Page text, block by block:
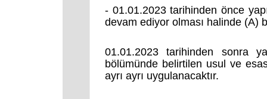
- 01.01.2023 tarihinden önce
devam ediyor olması halinde (A)
01.01.2023 tarihinden sonra
bölümünde belirtilen usul ve
ayrı ayrı uygulanacaktır.